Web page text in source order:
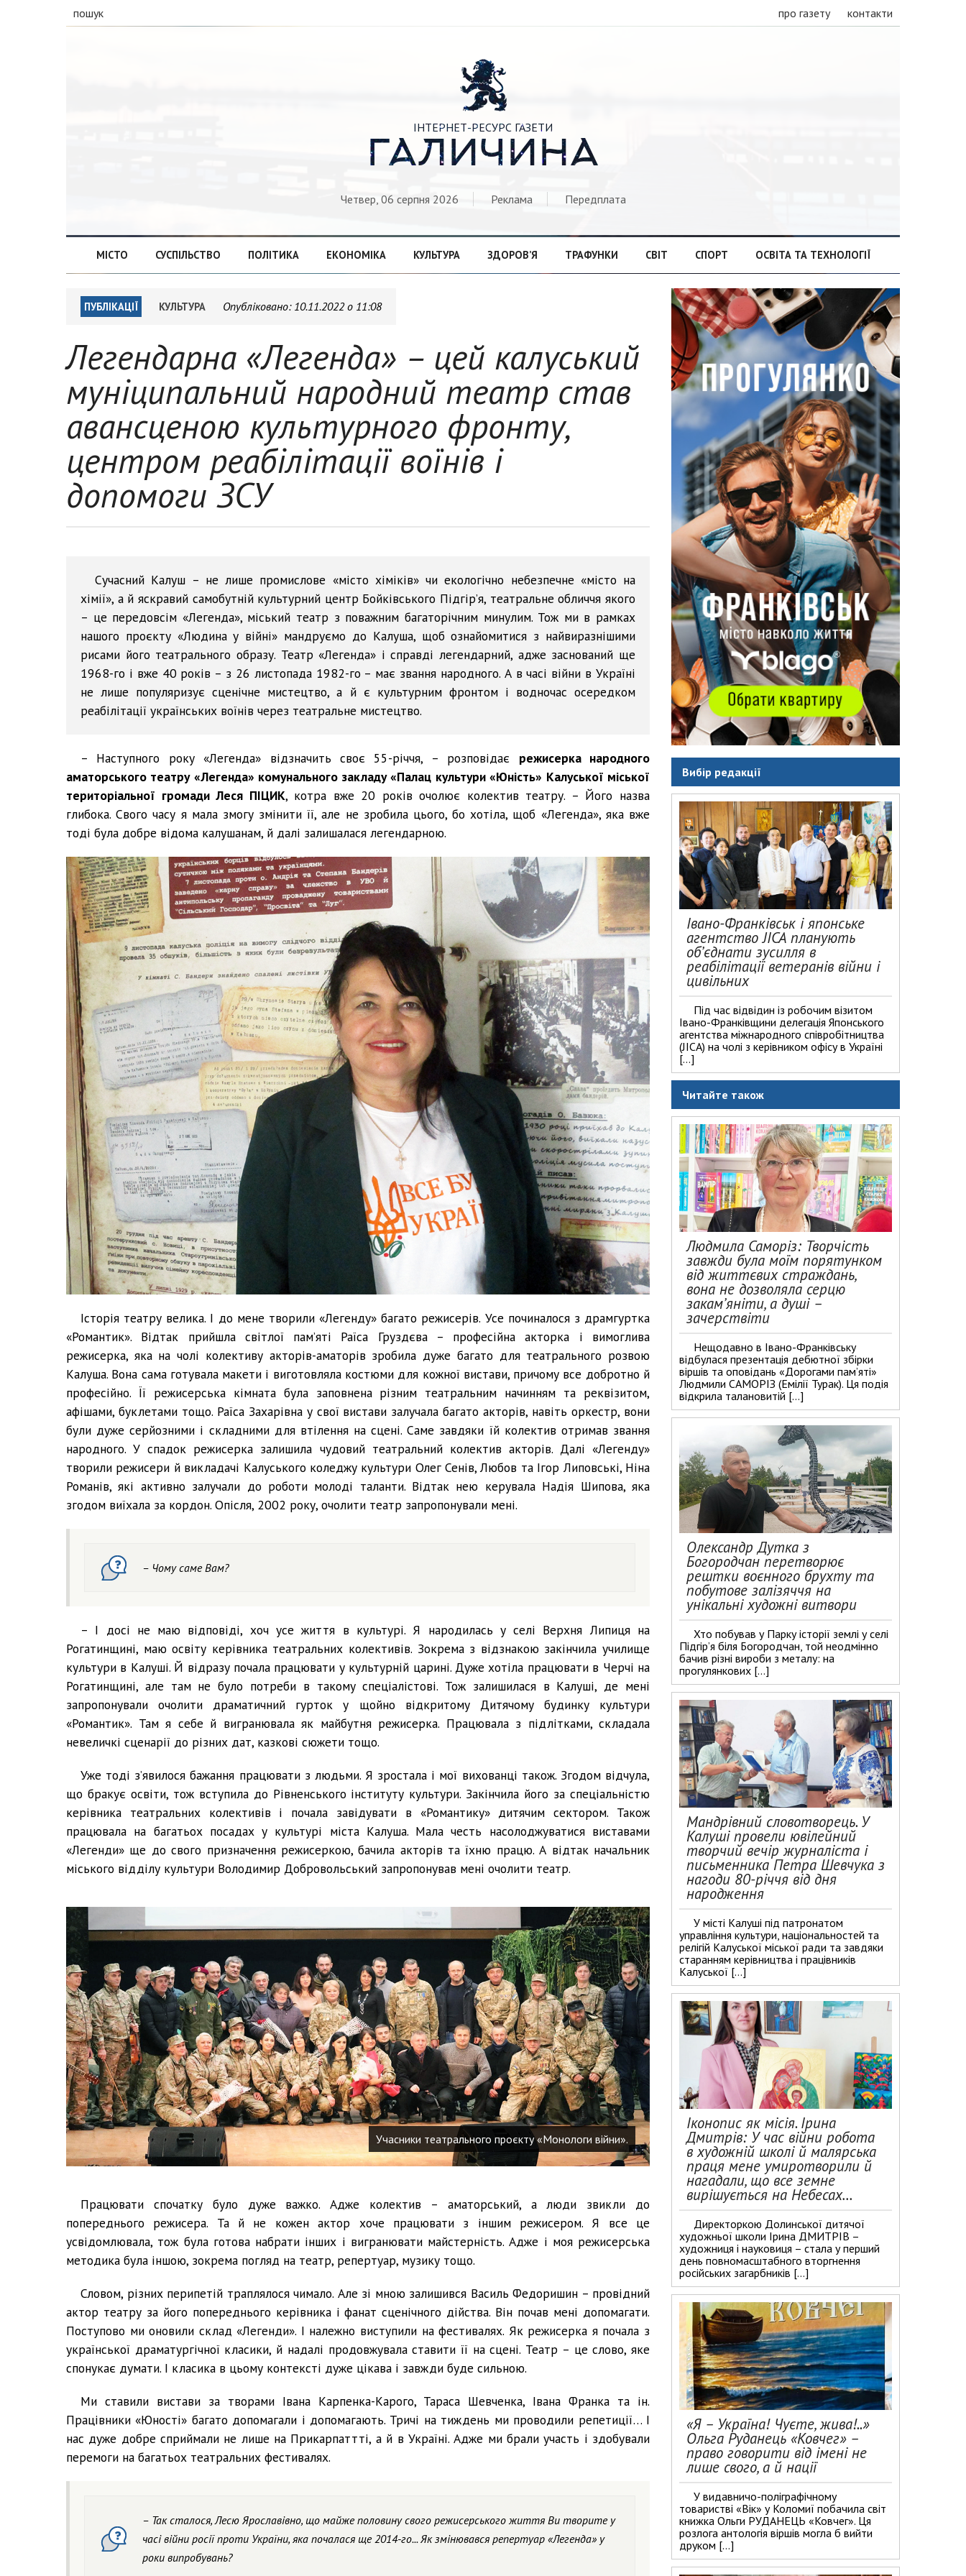
пошук про газету контакти

ІНТЕРНЕТ-РЕСУРС ГАЗЕТИ
ГАЛИЧИНА
Четвер, 06 серпня 2026 Реклама Передплата
МІСТО СУСПІЛЬСТВО ПОЛІТИКА ЕКОНОМІКА КУЛЬТУРА ЗДОРОВ’Я ТРАФУНКИ СВІТ СПОРТ ОСВІТА ТА ТЕХНОЛОГІЇ
ПУБЛІКАЦІЇ КУЛЬТУРА Опубліковано: 10.11.2022 о 11:08
Легендарна «Легенда» – цей калуський
муніципальний народний театр став
авансценою культурного фронту,
центром реабілітації воїнів і
допомоги ЗСУ
Сучасний Калуш – не лише промислове «місто хіміків» чи екологічно небезпечне «місто на
хімії», а й яскравий самобутній культурний центр Бойківського Підгір’я, театральне обличчя якого
– це передовсім «Легенда», міський театр з поважним багаторічним минулим. Тож ми в рамках
нашого проєкту «Людина у війні» мандруємо до Калуша, щоб ознайомитися з найвиразнішими
рисами його театрального образу. Театр «Легенда» і справді легендарний, адже заснований ще
1968-го і вже 40 років – з 26 листопада 1982-го – має звання народного. А в часі війни в Україні
не лише популяризує сценічне мистецтво, а й є культурним фронтом і водночас осередком
реабілітації українських воїнів через театральне мистецтво.
– Наступного року «Легенда» відзначить своє 55-річчя, – розповідає режисерка народного
аматорського театру «Легенда» комунального закладу «Палац культури «Юність» Калуської міської
територіальної громади Леся ПІЦИК, котра вже 20 років очолює колектив театру. – Його назва
глибока. Свого часу я мала змогу змінити її, але не зробила цього, бо хотіла, щоб «Легенда», яка вже
тоді була добре відома калушанам, й далі залишалася легендарною.
Історія театру велика. І до мене творили «Легенду» багато режисерів. Усе починалося з драмгуртка
«Романтик». Відтак прийшла світлої пам’яті Раїса Груздєва – професійна акторка і вимоглива
режисерка, яка на чолі колективу акторів-аматорів зробила дуже багато для театрального розвою
Калуша. Вона сама готувала макети і виготовляла костюми для кожної вистави, причому все добротно й
професійно. Її режисерська кімната була заповнена різним театральним начинням та реквізитом,
афішами, буклетами тощо. Раїса Захарівна у свої вистави залучала багато акторів, навіть оркестр, вони
були дуже серйозними і складними для втілення на сцені. Саме завдяки їй колектив отримав звання
народного. У спадок режисерка залишила чудовий театральний колектив акторів. Далі «Легенду»
творили режисери й викладачі Калуського коледжу культури Олег Сенів, Любов та Ігор Липовські, Ніна
Романів, які активно залучали до роботи молоді таланти. Відтак нею керувала Надія Шипова, яка
згодом виїхала за кордон. Опісля, 2002 року, очолити театр запропонували мені.
– Чому саме Вам?
– І досі не маю відповіді, хоч усе життя в культурі. Я народилась у селі Верхня Липиця на
Рогатинщині, маю освіту керівника театральних колективів. Зокрема з відзнакою закінчила училище
культури в Калуші. Й відразу почала працювати у культурній царині. Дуже хотіла працювати в Черчі на
Рогатинщині, але там не було потреби в такому спеціалістові. Тож залишилася в Калуші, де мені
запропонували очолити драматичний гурток у щойно відкритому Дитячому будинку культури
«Романтик». Там я себе й вигранювала як майбутня режисерка. Працювала з підлітками, складала
невеличкі сценарії до різних дат, казкові сюжети тощо.
Уже тоді з’явилося бажання працювати з людьми. Я зростала і мої вихованці також. Згодом відчула,
що бракує освіти, тож вступила до Рівненського інституту культури. Закінчила його за спеціальністю
керівника театральних колективів і почала завідувати в «Романтику» дитячим сектором. Також
працювала на багатьох посадах у культурі міста Калуша. Мала честь насолоджуватися виставами
«Легенди» ще до свого призначення режисеркою, бачила акторів та їхню працю. А відтак начальник
міського відділу культури Володимир Добровольський запропонував мені очолити театр.
Учасники театрального проєкту «Монологи війни».
Працювати спочатку було дуже важко. Адже колектив – аматорський, а люди звикли до
попереднього режисера. Та й не кожен актор хоче працювати з іншим режисером. Я все це
усвідомлювала, тож була готова набрати інших і вигранювати майстерність. Адже і моя режисерська
методика була іншою, зокрема погляд на театр, репертуар, музику тощо.
Словом, різних перипетій траплялося чимало. Але зі мною залишився Василь Федоришин – провідний
актор театру за його попереднього керівника і фанат сценічного дійства. Він почав мені допомагати.
Поступово ми оновили склад «Легенди». І належно виступили на фестивалях. Як режисерка я почала з
української драматургічної класики, й надалі продовжувала ставити її на сцені. Театр – це слово, яке
спонукає думати. І класика в цьому контексті дуже цікава і завжди буде сильною.
Ми ставили вистави за творами Івана Карпенка-Карого, Тараса Шевченка, Івана Франка та ін.
Працівники «Юності» багато допомагали і допомагають. Тричі на тиждень ми проводили репетиції… І
нас дуже добре сприймали не лише на Прикарпаттті, а й в Україні. Адже ми брали участь і здобували
перемоги на багатьох театральних фестивалях.
– Так сталося, Лесю Ярославівно, що майже половину свого режисерського життя Ви творите у
часі війни росії проти України, яка почалася ще 2014-го... Як змінювався репертуар «Легенда» у
роки випробувань?
Вибір редакції
Івано-Франківськ і японське
агентство JICA планують
об’єднати зусилля в
реабілітації ветеранів війни і
цивільних
Під час відвідин із робочим візитом
Івано-Франківщини делегація Японського
агентства міжнародного співробітництва
(JICA) на чолі з керівником офісу в Україні
[…]
Читайте також
Людмила Саморіз: Творчість
завжди була моїм порятунком
від життєвих страждань,
вона не дозволяла серцю
закам’яніти, а душі –
зачерствіти
Нещодавно в Івано-Франківську
відбулася презентація дебютної збірки
віршів та оповідань «Дорогами пам’яті»
Людмили САМОРІЗ (Емілії Турак). Ця подія
відкрила талановитій […]
Олександр Дутка з
Богородчан перетворює
рештки воєнного брухту та
побутове залізяччя на
унікальні художні витвори
Хто побував у Парку історії землі у селі
Підгір’я біля Богородчан, той неодмінно
бачив різні вироби з металу: на
прогулянкових […]
Мандрівний словотворець. У
Калуші провели ювілейний
творчий вечір журналіста і
письменника Петра Шевчука з
нагоди 80-річчя від дня
народження
У місті Калуші під патронатом
управління культури, національностей та
релігій Калуської міської ради та завдяки
старанням керівництва і працівників
Калуської […]
Іконопис як місія. Ірина
Дмитрів: У час війни робота
в художній школі й малярська
праця мене умиротворили й
нагадали, що все земне
вирішується на Небесах…
Директоркою Долинської дитячої
художньої школи Ірина ДМИТРІВ –
художниця і науковиця – стала у перший
день повномасштабного вторгнення
російських загарбників […]
«Я – Україна! Чуєте, жива!..»
Ольга Руданець «Ковчег» –
право говорити від імені не
лише свого, а й нації
У видавничо-поліграфічному
товаристві «Вік» у Коломиї побачила світ
книжка Ольги РУДАНЕЦЬ «Ковчег». Ця
розлога антологія віршів могла б вийти
друком […]